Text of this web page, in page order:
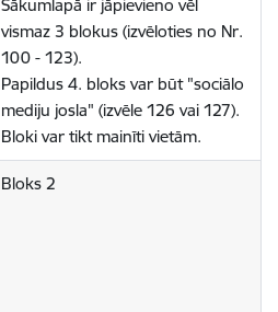
Sākumlapā ir jāpievieno vēl
vismaz 3 blokus (izvēloties no Nr.
100 - 123).
Papildus 4. bloks var būt "sociālo
mediju josla" (izvēle 126 vai 127).
Bloki var tikt mainīti vietām.
Bloks 2